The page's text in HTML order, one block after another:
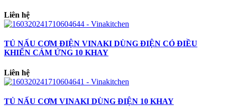
Liên hệ
TỦ NẤU CƠM ĐIỆN VINAKI DÙNG ĐIỆN CÓ ĐIỀU
KHIỂN CẢM ỨNG 10 KHAY
Liên hệ
TỦ NẤU CƠM VINAKI DÙNG ĐIỆN 10 KHAY